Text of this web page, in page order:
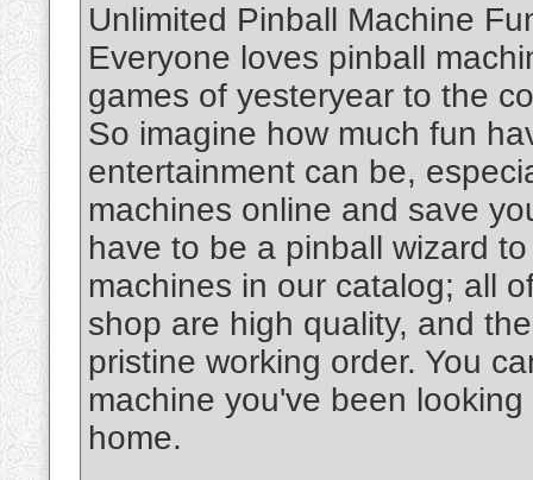
Unlimited Pinball Machine
Everyone loves pinball
games of yesteryear to the
So imagine how much fun
entertainment can be,
machines online and save
have to be a pinball wizard
machines in our catalog; all
shop are high quality, and
pristine working order. You
machine you've been
home.